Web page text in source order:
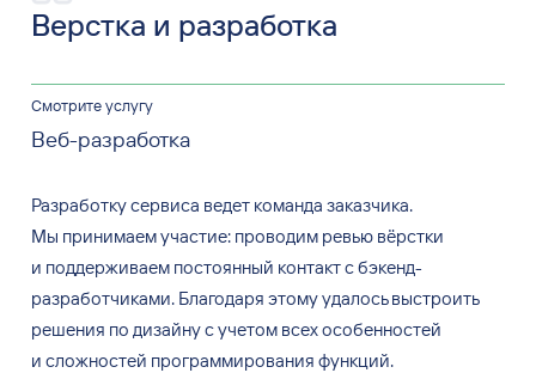
Верстка и разработка
Смотрите услугу
Веб-разработка
Разработку сервиса ведет команда заказчика.
Мы принимаем участие: проводим ревью вёрстки
и поддерживаем постоянный контакт сбэкенд-
разработчиками. Благодаря этому удалось выстроить
решения по дизайну сучетом всех особенностей
и сложностей программирования функций.